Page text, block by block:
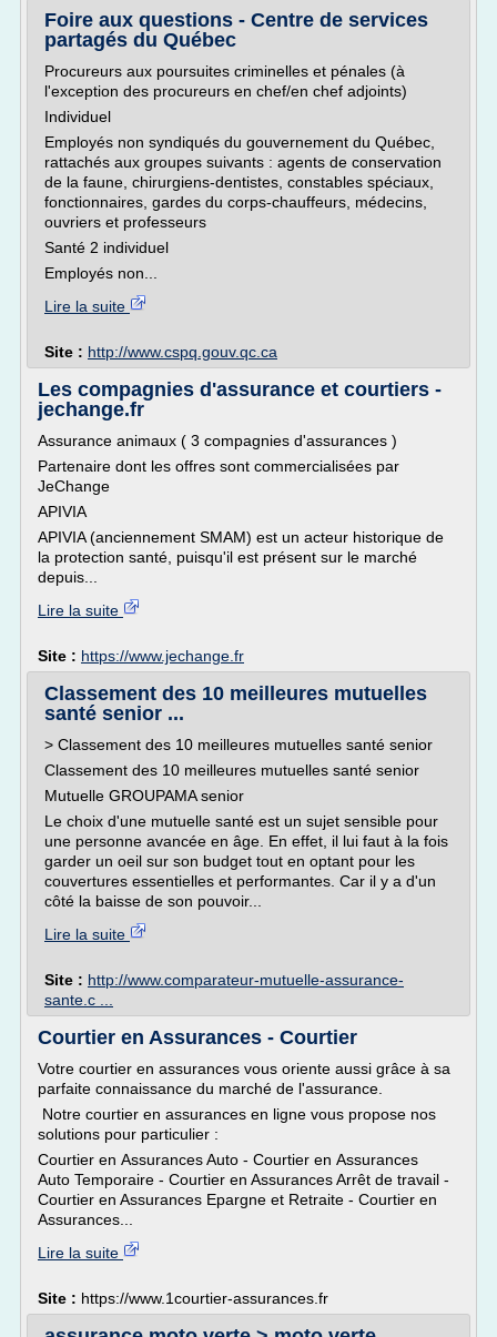
Foire aux questions - Centre de services
partagés du Québec
Procureurs aux poursuites criminelles et pénales (à
l'exception des procureurs en chef/en chef adjoints)
Individuel
Employés non syndiqués du gouvernement du Québec,
rattachés aux groupes suivants : agents de conservation
de la faune, chirurgiens-dentistes, constables spéciaux,
fonctionnaires, gardes du corps-chauffeurs, médecins,
ouvriers et professeurs
Santé 2 individuel
Employés non...
Lire la suite
Site : http://www.cspq.gouv.qc.ca
Les compagnies d'assurance et courtiers -
jechange.fr
Assurance animaux ( 3 compagnies d'assurances )
Partenaire dont les offres sont commercialisées par
JeChange
APIVIA
APIVIA (anciennement SMAM) est un acteur historique de
la protection santé, puisqu'il est présent sur le marché
depuis...
Lire la suite
Site : https://www.jechange.fr
Classement des 10 meilleures mutuelles
santé senior ...
> Classement des 10 meilleures mutuelles santé senior
Classement des 10 meilleures mutuelles santé senior
Mutuelle GROUPAMA senior
Le choix d'une mutuelle santé est un sujet sensible pour
une personne avancée en âge. En effet, il lui faut à la fois
garder un oeil sur son budget tout en optant pour les
couvertures essentielles et performantes. Car il y a d'un
côté la baisse de son pouvoir...
Lire la suite
Site : http://www.comparateur-mutuelle-assurance-
sante.c ...
Courtier en Assurances - Courtier
Votre courtier en assurances vous oriente aussi grâce à sa
parfaite connaissance du marché de l'assurance.
Notre courtier en assurances en ligne vous propose nos
solutions pour particulier :
Courtier en Assurances Auto - Courtier en Assurances
Auto Temporaire - Courtier en Assurances Arrêt de travail -
Courtier en Assurances Epargne et Retraite - Courtier en
Assurances...
Lire la suite
Site : https://www.1courtier-assurances.fr